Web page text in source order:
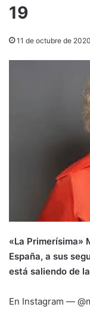
19
11 de octubre de 2020
«La Primerísima»
España, a sus
está saliendo de
En Instagram —